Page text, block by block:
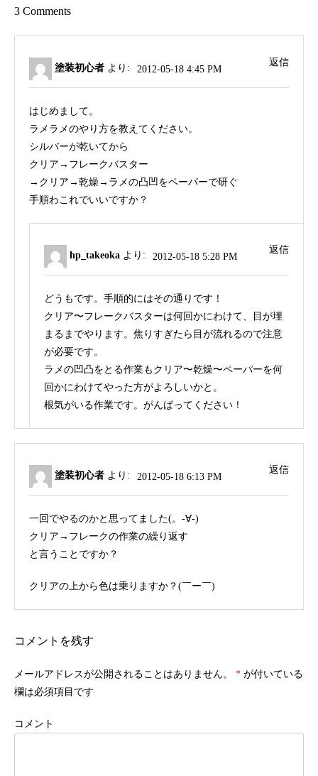
3 Comments
塗装初心者 より: 2012-05-18 4:45 PM
はじめまして。
ラメラメのやり方を教えてください。
シルバーが乾いてから
クリア→フレークバスター
→クリア→乾燥→ラメの凸凹をペーパーで研ぐ
手順わこれでいいですか？
返信
hp_takeoka より: 2012-05-18 5:28 PM
どうもです。手順的にはその通りです！
クリア〜フレークバスターは何回かにわけて、目が埋
まるまでやります。焦りすぎたら目が流れるので注意
が必要です。
ラメの凹凸をとる作業もクリア〜乾燥〜ペーパーを何
回かにわけてやった方がよろしいかと。
根気がいる作業です。がんばってください！
返信
塗装初心者 より: 2012-05-18 6:13 PM
一回でやるのかと思ってました(。-∀-)
クリア→フレークの作業の繰り返す
と言うことですか？
クリアの上から色は乗りますか？(￣ー￣)
返信
コメントを残す
メールアドレスが公開されることはありません。 * が付いている
欄は必須項目です
コメント